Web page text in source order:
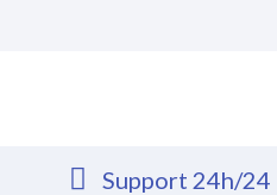
Support 24h/24